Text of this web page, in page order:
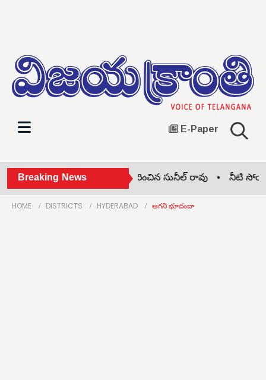
E-Paper
Breaking News
జాతీయ జెండాను ఆవిష్కరించిన సునీల్ రావు •నీటి సోయగం..
HOME DISTRICTS HYDERABAD ఆగని భూదందా